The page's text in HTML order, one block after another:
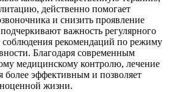
действенно помогает
и снизить проявление
важность регулярного
соблюдения рекомендаций по режиму
Благодаря современным
медицинскому контролю, лечение
более эффективным и позволяет
жизни.